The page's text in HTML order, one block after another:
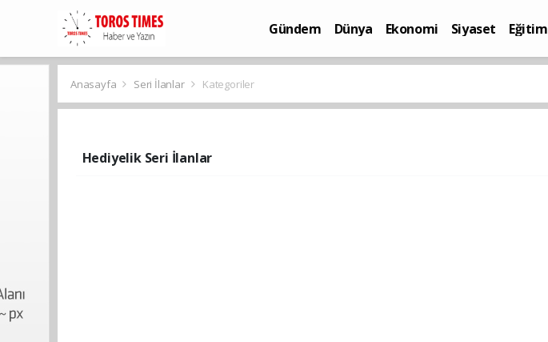
Gündem Dünya Ekonomi Siyaset Eğitim
Anasayfa Seri İlanlar Kategoriler
Hediyelik Seri İlanlar